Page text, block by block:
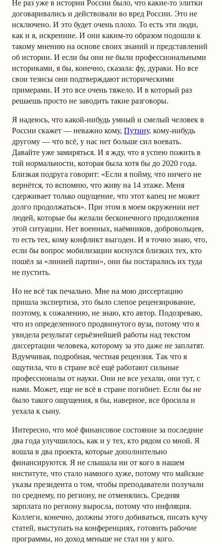
Не раз уже в истории России было, что какие-то элитки
договаривались и действовали во вред России. Это не
исключено. И это будет очень плохо. То есть эти люди,
как и я, искренние. И они каким-то образом подошли к
такому мнению на основе своих знаний и представлений
об истории. И если бы они не были профессиональными
историками, я бы, конечно, сказала: фу, дураки. Но все
свои тезисы они подтверждают историческими
примерами. И это все очень тяжело. И в который раз
решаешь просто не заводить такие разговоры.
Я надеюсь, что какой-нибудь умный и смелый человек в
России скажет — неважно кому, Путину, кому-нибудь
другому — что всё, у нас нет больше сил воевать.
Давайте уже замиряться. И я жду, что я успею пожить в
той нормальности, которая была хотя бы до 2020 года.
Близкая подруга говорит: «Если я пойму, что ничего не
вернётся, то вспомню, что живу на 14 этаже. Меня
сдерживает только ощущение, что этот капец не может
долго продолжаться». При этом в моем окружении нет
людей, которые бы желали бесконечного продолжения
этой ситуации. Нет военных, наёмников, добровольцев,
то есть тех, кому конфликт выгоден. И я точно знаю, что,
если бы вопрос мобилизации коснулся близких тех, кто
пошёл за «линией партии», они бы постарались их туда
не пустить.
Но не всё так печально. Мне на мою диссертацию
пришла экспертиза, это было слепое рецензирование,
поэтому, к сожалению, не знаю, кто автор. Подозреваю,
что из определенного продвинутого вуза, потому что я
увидела результат серьёзнейшей работы над текстом
диссертации человека, которому за это даже не заплатят.
Вдумчивая, подробная, честная рецензия. Так что я
ощутила, что в стране всё ещё работают сильные
профессионалы от науки. Они не все уехали, они тут, с
нами. Может, еще не всё в стране погибнет. Если бы не
было такого ощущения, я бы, наверное, все бросила и
уехала к сыну.
Интересно, что моё финансовое состояние за последние
два года улучшилось, как и у тех, кто рядом со мной. Я
вошла в два проекта, которые дополнительно
финансируются. Я не слышала ни от кого в нашем
институте, что стало намного хуже, потому что майские
указы президента о том, чтобы преподаватели получали
по среднему, по региону, не отменялись. Средняя
зарплата по региону выросла, потому что инфляция.
Коллеги, конечно, должны этого добиваться, писать кучу
статей, выступать на конференциях, готовить рабочие
программы, но доход меньше не стал ни у кого.